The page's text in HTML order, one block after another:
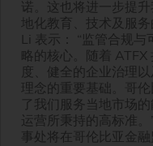
诺。这也将进一步提
地化教育、技术及服
Li 表示： “监管合规
略的核心。随着
度、健全的企业治理
理念的重要基础。哥
了我们服务当地市场
运营所秉持的高标准
事处将在哥伦比亚金